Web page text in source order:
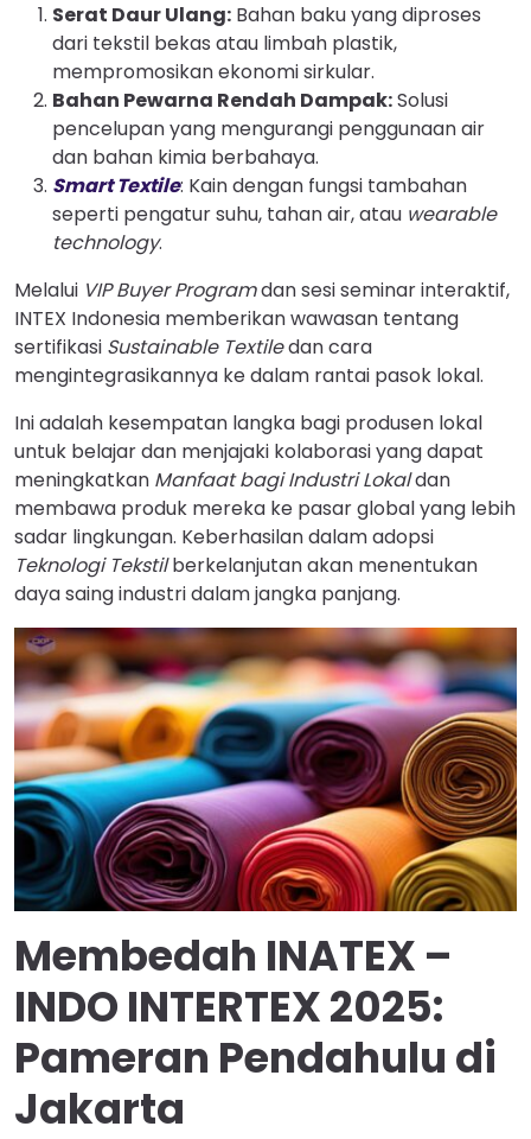
Serat Daur Ulang: Bahan baku yang diproses
dari tekstil bekas atau limbah plastik,
mempromosikan ekonomi sirkular.
Bahan Pewarna Rendah Dampak:Solusi
pencelupan yang mengurangi penggunaan air
dan bahan kimia berbahaya.
Smart Textile: Kain dengan fungsi tambahan
seperti pengatur suhu, tahan air, atau wearable
technology.
Melalui VIP Buyer Programdan sesi seminar interaktif,
INTEX Indonesia memberikan wawasan tentang
sertifikasi Sustainable Textiledan cara
mengintegrasikannya ke dalam rantai pasok lokal.
Ini adalah kesempatan langka bagi produsen lokal
untuk belajar dan menjajaki kolaborasi yang dapat
meningkatkan Manfaat bagi Industri Lokaldan
membawa produk mereka ke pasar global yang lebih
sadar lingkungan. Keberhasilan dalam adopsi
Teknologi Tekstilberkelanjutan akan menentukan
daya saing industri dalam jangka panjang.
Membedah INATEX –
INDO INTERTEX 2025:
Pameran Pendahulu di
Jakarta